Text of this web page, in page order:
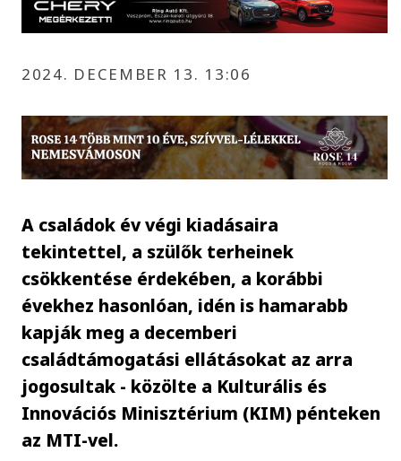
2024. DECEMBER 13. 13:06
A családok év végi kiadásaira
tekintettel, a szülők terheinek
csökkentése érdekében, a korábbi
évekhez hasonlóan, idén is hamarabb
kapják meg a decemberi
családtámogatási ellátásokat az arra
jogosultak - közölte a Kulturális és
Innovációs Minisztérium (KIM) pénteken
az MTI-vel.